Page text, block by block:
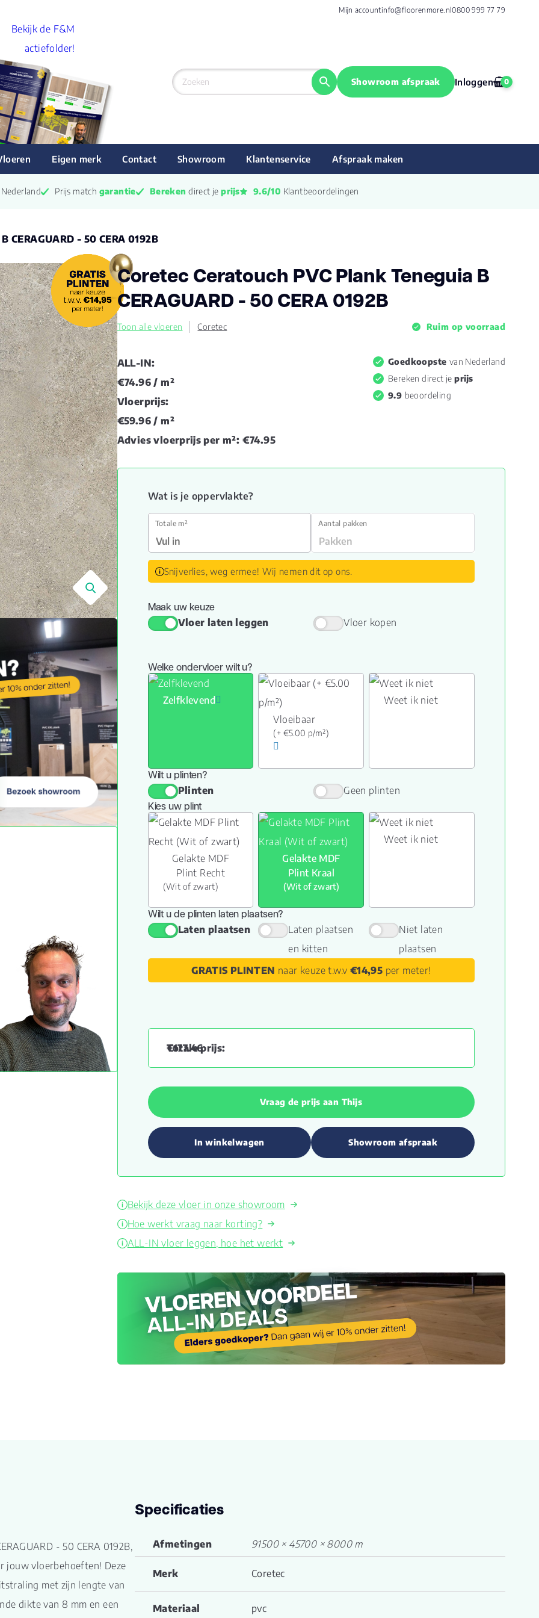
Mijn accountinfo@floorenmore.nl0800 999 77 79
Bekijk de F&M
actiefolder!
Showroom afspraak Inloggen 0
Eigen merk Contact Showroom Klantenservice Afspraak maken
Prijs match garantie Bereken direct je prijs 9.6/10 Klantbeoordelingen
CERAGUARD - 50 CERA 0192B
🔍
Coretec Ceratouch PVC Plank Teneguia B
CERAGUARD - 50 CERA 0192B
Toon alle vloeren Coretec Ruim op voorraad
ALL-IN:
€74.96 / m²
Vloerprijs:
€59.96/ m²
Advies vloerprijs per m²: €74.95
Goedkoopste van Nederland
Bereken direct jeprijs
9.9 beoordeling
Wat is je oppervlakte?
Totale m² Aantal pakken
Snijverlies, weg ermee! Wij nemen dit op ons.
Maak uw keuze
Vloer laten leggen Vloer kopen
Welke ondervloer wilt u?
Zelfklevend
Vloeibaar
(+ €5.00 p/m²)
Weet ik niet
Wilt u plinten?
Plinten Geen plinten
Kies uw plint
Gelakte MDF
Plint Recht
(Wit of zwart)
Gelakte MDF
Plint Kraal
(Wit of zwart)
Weet ik niet
Wilt u de plinten laten plaatsen?
Laten plaatsen
Laten plaatsen
en kitten
Niet laten
plaatsen
GRATIS PLINTEN naar keuze t.w.v €14,95 per meter!
€177.46
Vraag de prijs aan Thijs
In winkelwagen Showroom afspraak
Bekijk deze vloer in onze showroom
Hoe werkt vraag naar korting?
ALL-IN vloer leggen, hoe het werkt
- 50 CERA 0192B,
jouw vloerbehoeften! Deze
met zijn lengte van
dikte van 8 mm en een
Specificaties
Afmetingen 91500 × 45700 × 8000 m
Merk Coretec
Materiaal pvc